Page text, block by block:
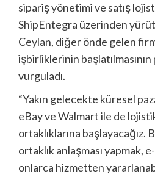
sipariş yönetimi ve satış
ShipEntegra üzerinden
Ceylan, diğer önde gelen
işbirliklerinin başlatılmasının
vurguladı.
“Yakın gelecekte küresel
eBay ve Walmart ile de
ortaklıklarına başlayacağız.
ortaklık anlaşması yapmak,
onlarca hizmetten